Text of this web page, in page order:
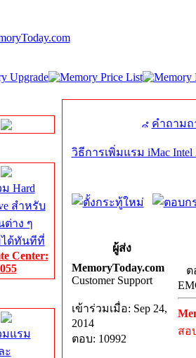
Hard
สำหรับ
ต่าง ๆ
ด้ทันทีที่
Center:
แรม
ะ
คำถาม
วิธีการเพิ่มแรม iMac Intel
ผู้ส่ง
MemoryToday.com
Customer Support
เข้าร่วมเมื่อ: Sep 24,
2014
ตอบ: 10992
ต
สอ